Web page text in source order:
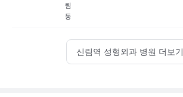
림
동
신림역 성형외과 병원 더보기